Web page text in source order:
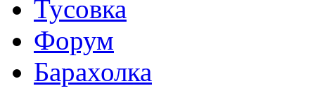
Тусовка
Форум
Барахолка